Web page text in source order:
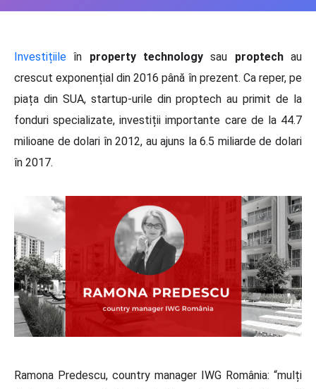
Investițiile în property technology sau proptechau
crescut exponențial din 2016 până în prezent. Ca reper, pe
piața din SUA, startup-urile din proptech au primit de la
fonduri specializate, investiții importante care de la 44.7
milioane de dolari în 2012, au ajuns la 6.5 miliarde de dolari
în 2017.
Ramona Predescu, country manager IWG România: “mulți